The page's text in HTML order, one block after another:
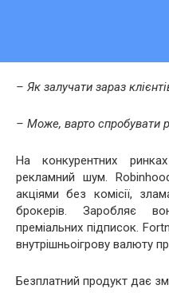
– Як залучати зараз
– Може, варто спробувати
На конкурентних
рекламний шум.
акціями без комісії,
брокерів. Заробляє
преміальних підписок.
внутрішньоігрову валюту
Безплатний продукт дає